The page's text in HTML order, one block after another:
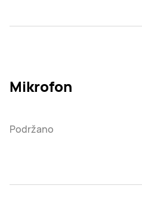
Mikrofon
Podržano